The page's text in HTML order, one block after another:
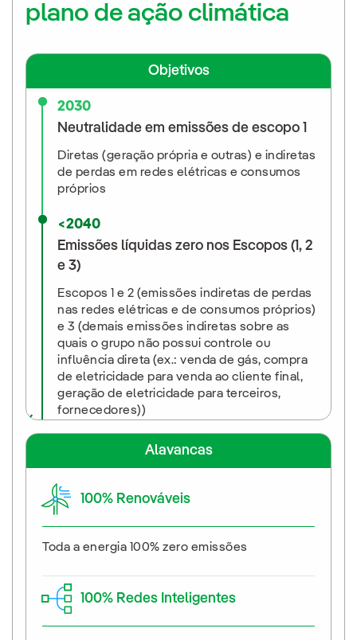
plano de ação climática
Objetivos
2030
Neutralidade em emissões de escopo 1
Diretas (geração própria e outras) e indiretas
de perdas em redes elétricas e consumos
próprios
<2040
Emissões líquidas zero nos Escopos (1, 2
e 3)
Escopos 1 e 2 (emissões indiretas de perdas
nas redes elétricas e de consumos próprios)
e 3 (demais emissões indiretas sobre as
quais o grupo não possui controle ou
influência direta (ex.: venda de gás, compra
de eletricidade para venda ao cliente final,
geração de eletricidade para terceiros,
fornecedores))
Alavancas
100% Renováveis
Toda a energia 100% zero emissões
100% Redes Inteligentes